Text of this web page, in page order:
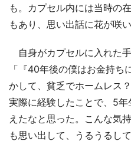
も。カプセル内には当時の
もあり、思い出話に花が咲い
自身がカプセルに入れた
「『40年後の僕はお金持
かして、貧乏でホームレス
実際に経験したことで、5
えたなと思った。こんな気
も思い出して、うるうるし